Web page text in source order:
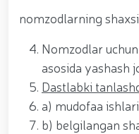
nomzodlarning
Nomzodlar
asosida yashash
Dastlabki
a) mudofaa
b) belgilangan